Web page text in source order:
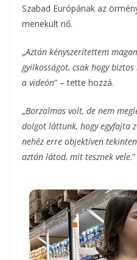
Szabad Európának az
menekült nő.
„Aztán kényszerítettem
gyilkosságot, csak hogy
a videón” – tette hozzá.
„Borzalmas volt, de nem
dolgot láttunk, hogy egyfajta
nehéz erre objektíven
aztán látod, mit tesznek vele.”